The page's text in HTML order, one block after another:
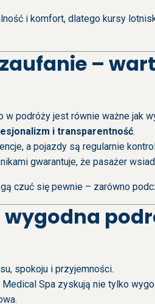
i komfort, dlatego kursy
–
podróży jest równie ważne jak
i transparentność.
a pojazdy są regularnie
gwarantuje, że pasażer
czuć się pewnie – zarówno
spokoju i przyjemności.
Medical Spa zyskują nie tylko